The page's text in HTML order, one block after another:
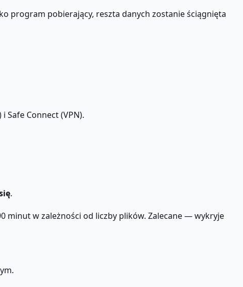
program pobierający, reszta danych zostanie ściągnięta
Safe Connect (VPN).
.
minut w zależności od liczby plików. Zalecane — wykryje